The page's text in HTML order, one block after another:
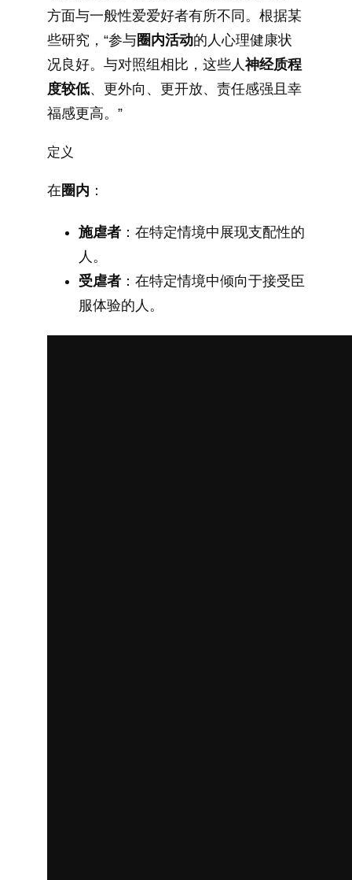
方面与一般性爱爱好者有所不同。根据某
些研究，“参与圈内活动的人心理健康状
况良好。与对照组相比，这些人 神经质程
度较低、更外向、更开放、责任感强且幸
福感更高。”
定义
在 圈内 ：
施虐者 ：在特定情境中展现支配性的
人。
受虐者 ：在特定情境中倾向于接受臣
服体验的人。